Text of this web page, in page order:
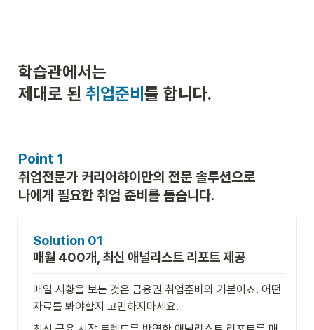
학습관에서는
제대로 된 취업준비 를 합니다.
Point 1
취업전문가 커리어하이만의 전문 솔루션으로
나에게 필요한 취업 준비를 돕습니다.
매월 400개, 최신 애널리스트 리포트 제공
매일 시황을 보는 것은 금융권 취업준비의 기본이죠. 어떤
자료를 봐야할지 고민하지마세요.